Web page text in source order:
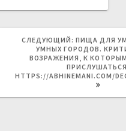
СЛЕДУЮЩИЙ: СЛЕДУЮЩАЯ
ЗАПИСЬ:
ПИЩА ДЛЯ
УМНЫХ ГОРОДОВ.
ВОЗРАЖЕНИЯ, К
HTTPS://ABHINEMANI.COM/